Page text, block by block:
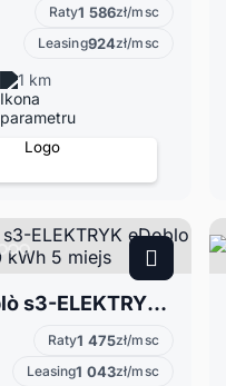
Raty1 586zł/msc
Leasing924zł/msc
1 km
Fiat Doblo III e-Doblò s3-ELEKTRYK eDoblo CrewCab L2 136 KM 50 kWh 5 miejs
Raty1 475zł/msc
Leasing1 043zł/msc